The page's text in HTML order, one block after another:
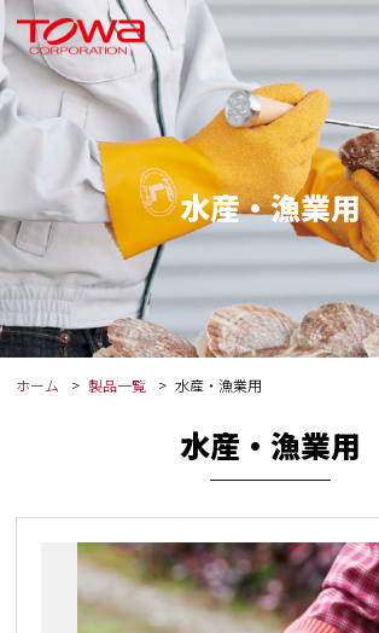
水産・漁業用
ホーム 製品一覧 水産・漁業用
水産・漁業用